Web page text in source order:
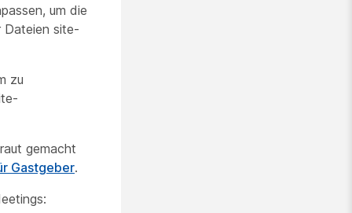
um die
Dateien site-
zu
gemacht
Gastgeber.